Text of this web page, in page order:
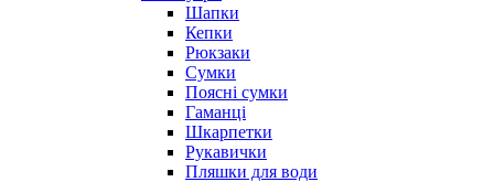
Шапки
Кепки
Рюкзаки
Сумки
Поясні сумки
Гаманці
Шкарпетки
Рукавички
Пляшки для води